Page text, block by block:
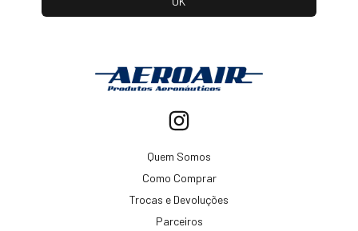
Quem Somos
Como Comprar
Trocas e Devoluções
Parceiros